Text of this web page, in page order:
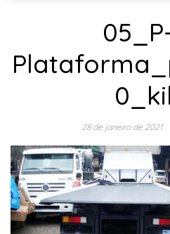
28 de janeiro de 2021